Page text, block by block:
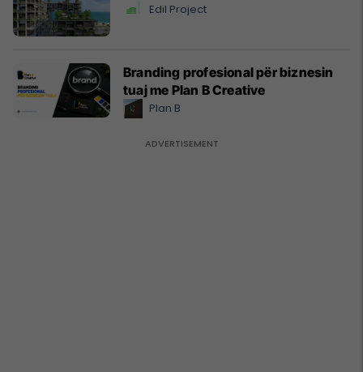
Edil Project
Branding profesional për biznesin
tuaj me Plan B Creative
Plan B